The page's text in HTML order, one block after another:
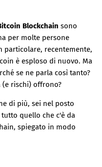
Blockchain sono
per molte persone
particolare, recentemente,
è esploso di nuovo. Ma
se ne parla così tanto?
rischi) offrono?
di più, sei nel posto
quello che c'è da
spiegato in modo